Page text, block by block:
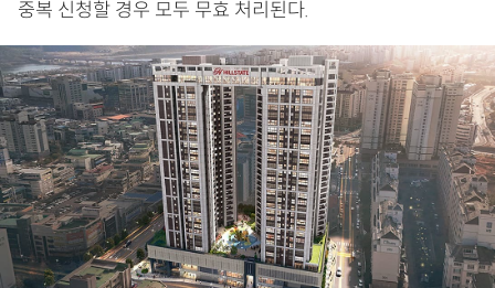
중복 신청할 경우 모두 무효 처리된다.